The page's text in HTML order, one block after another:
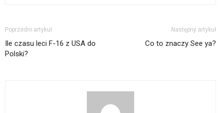
Poprzedni artykuł
Ile czasu leci F-16 z USA do
Polski?
Następny artykuł
Co to znaczy See ya?